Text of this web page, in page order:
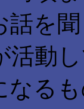
話を
動
なる